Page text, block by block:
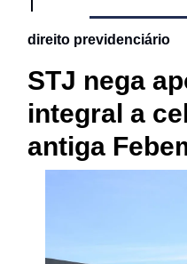
direito previdenciário
STJ nega
integral a
antiga